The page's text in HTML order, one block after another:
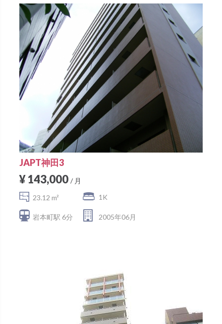
JAPT神田3
¥ 143,000 / 月
23.12 m²
岩本町駅 6分
1K
2005年06月